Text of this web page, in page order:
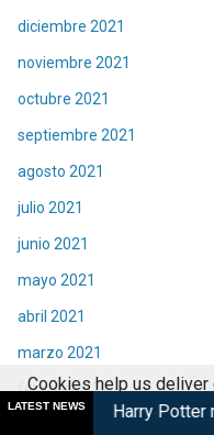
diciembre 2021
noviembre 2021
octubre 2021
septiembre 2021
agosto 2021
julio 2021
junio 2021
mayo 2021
abril 2021
marzo 2021
febrero 2021
LATEST NEWS
Potter regresa a
Cookies help us deliver
services, you agree to